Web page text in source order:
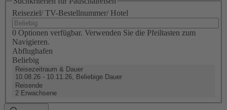
Reiseziel/ TV-Bestellnummer/ Hotel
0 Optionen verfügbar. Verwenden Sie die Pfeiltasten zum
Navigieren.
Abflughafen
Beliebig
Reisezeitraum & Dauer
10.08.26 - 10.11.26, Beliebige Dauer
Reisende
2 Erwachsene